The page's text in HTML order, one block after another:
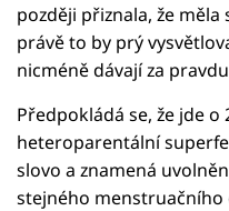
později přiznala, že měla
právě to by prý
nicméně dávají za
Předpokládá se, že jde o
heteroparentální
slovo a znamená
stejného menstruačního